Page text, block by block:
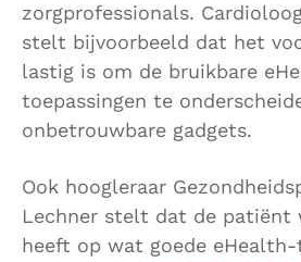
zorgprofessionals.
stelt bijvoorbeeld dat het
lastig is om de bruikbare
toepassingen te
onbetrouwbare gadgets.
Ook hoogleraar
Lechner stelt dat de patiënt
heeft op wat goede